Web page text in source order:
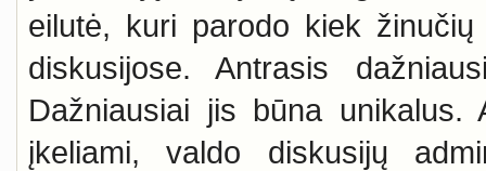
eilutė, kuri parodo kiek
diskusijose. Antrasis
Dažniausiai jis būna
įkeliami, valdo diskusijų